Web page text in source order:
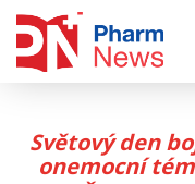
Světový den
onemocní